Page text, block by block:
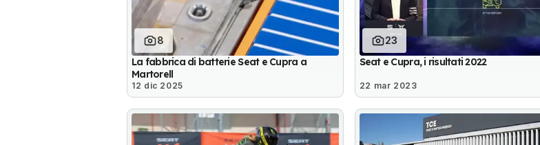
8
La fabbrica di batterie Seat e Cupra a
Martorell
12 dic 2025
23
Seat e Cupra, i risultati 2022
22 mar 2023